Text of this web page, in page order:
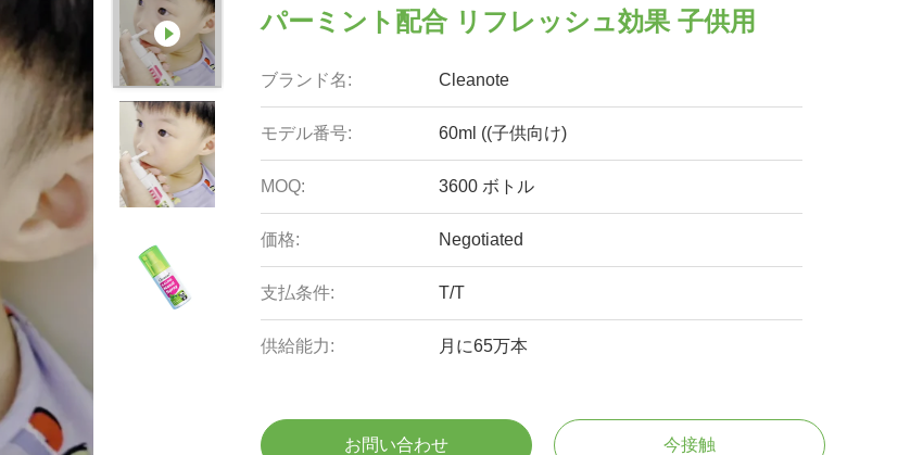
パーミント配合 リフレッシュ効果 子供用
ブランド名: Cleanote
モデル番号: 60ml ((子供向け)
MOQ: 3600 ボトル
価格: Negotiated
支払条件: T/T
供給能力: 月に65万本
お問い合わせ 今接触